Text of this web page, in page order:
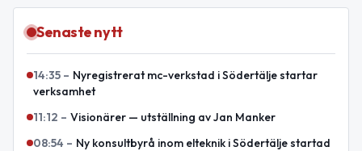
Senaste nytt
14:35 – Nyregistrerat mc-verkstad i Södertälje startar
verksamhet
11:12 – Visionärer — utställning av Jan Manker
08:54 – Ny konsultbyrå inom elteknik i Södertälje startad